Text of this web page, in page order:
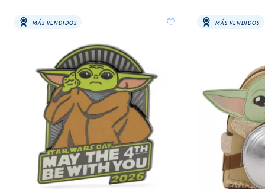
MÁS VENDIDOS MÁS VENDIDOS